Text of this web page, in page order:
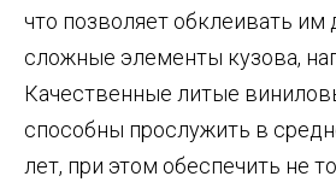
что позволяет обклеивать
сложные элементы кузова,
Качественные литые
способны прослужить в
лет, при этом обеспечить не